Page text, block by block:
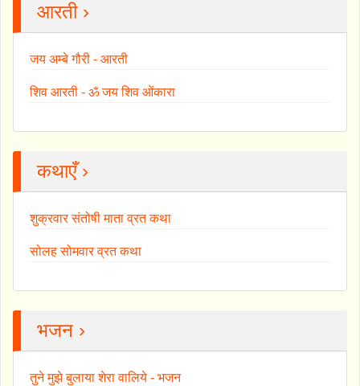
आरती ›
जय अम्बे गौरी - आरती
शिव आरती - ॐ जय शिव ओंकारा
कथाएँ ›
शुक्रवार संतोषी माता व्रत कथा
सोलह सोमवार व्रत कथा
भजन ›
तुने मुझे बुलाया शेरा वालिये - भजन